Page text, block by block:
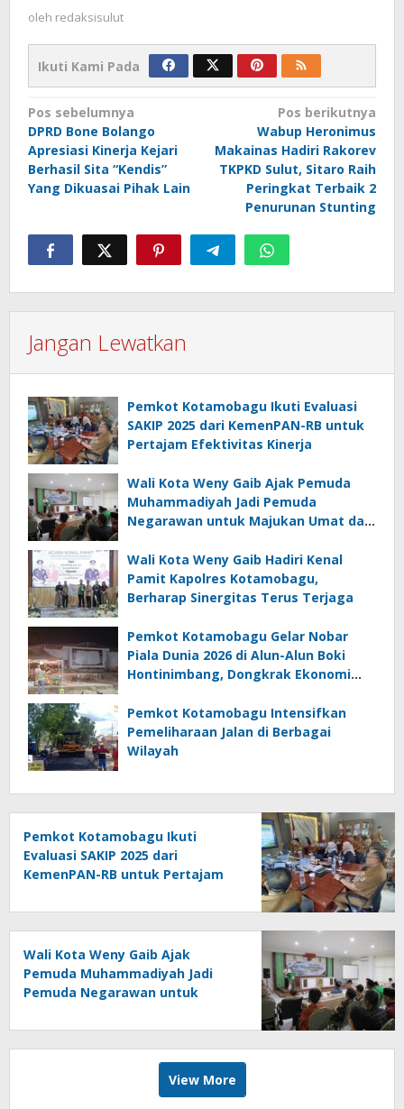
oleh redaksisulut
Ikuti Kami Pada
Navigasi
pos
Pos sebelumnya
DPRD Bone Bolango
Apresiasi Kinerja Kejari
Berhasil Sita “Kendis”
Yang Dikuasai Pihak Lain
Pos berikutnya
Wabup Heronimus
Makainas Hadiri Rakorev
TKPKD Sulut, Sitaro Raih
Peringkat Terbaik 2
Penurunan Stunting
Jangan Lewatkan
Pemkot Kotamobagu Ikuti Evaluasi
SAKIP 2025 dari KemenPAN-RB untuk
Pertajam Efektivitas Kinerja
Wali Kota Weny Gaib Ajak Pemuda
Muhammadiyah Jadi Pemuda
Negarawan untuk Majukan Umat dan
Wali Kota Weny Gaib Hadiri Kenal
Pamit Kapolres Kotamobagu,
Berharap Sinergitas Terus Terjaga
Pemkot Kotamobagu Gelar Nobar
Piala Dunia 2026 di Alun-Alun Boki
Hontinimbang, Dongkrak Ekonomi
Pemkot Kotamobagu Intensifkan
Pemeliharaan Jalan di Berbagai
Wilayah
Pemkot Kotamobagu Ikuti
Evaluasi SAKIP 2025 dari
KemenPAN-RB untuk Pertajam
Wali Kota Weny Gaib Ajak
Pemuda Muhammadiyah Jadi
Pemuda Negarawan untuk
View More